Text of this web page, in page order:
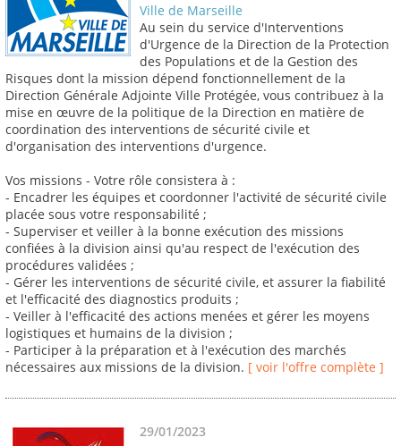
Ville de Marseille
Au sein du service d'Interventions
d'Urgence de la Direction de la Protection
des Populations et de la Gestion des
Risques dont la mission dépend fonctionnellement de la
Direction Générale Adjointe Ville Protégée, vous contribuez à la
mise en œuvre de la politique de la Direction en matière de
coordination des interventions de sécurité civile et
d'organisation des interventions d'urgence.
Vos missions - Votre rôle consistera à :
- Encadrer les équipes et coordonner l'activité de sécurité civile
placée sous votre responsabilité ;
- Superviser et veiller à la bonne exécution des missions
confiées à la division ainsi qu'au respect de l'exécution des
procédures validées ;
- Gérer les interventions de sécurité civile, et assurer la fiabilité
et l'efficacité des diagnostics produits ;
- Veiller à l'efficacité des actions menées et gérer les moyens
logistiques et humains de la division ;
- Participer à la préparation et à l'exécution des marchés
nécessaires aux missions de la division. [ voir l'offre complète ]
29/01/2023